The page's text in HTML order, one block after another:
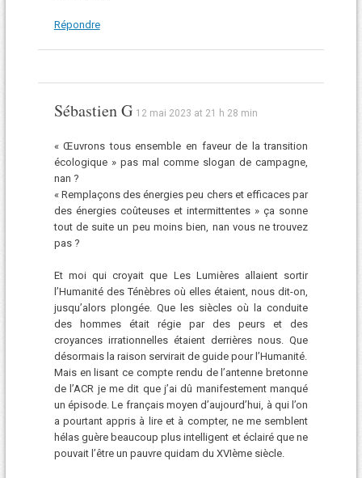
Répondre
Sébastien G 12 mai 2023 at 21 h 28 min
« Œuvrons tous ensemble en faveur de la transition
écologique » pas mal comme slogan de campagne,
nan ?
« Remplaçons des énergies peu chers et efficaces par
des énergies coûteuses et intermittentes » ça sonne
tout de suite un peu moins bien, nan vous ne trouvez
pas ?
Et moi qui croyait que Les Lumières allaient sortir
l’Humanité des Ténèbres où elles étaient, nous dit-on,
jusqu’alors plongée. Que les siècles où la conduite
des hommes était régie par des peurs et des
croyances irrationnelles étaient derrières nous. Que
désormais la raison servirait de guide pour l’Humanité.
Mais en lisant ce compte rendu de l’antenne bretonne
de l’ACR je me dit que j’ai dû manifestement manqué
un épisode. Le français moyen d’aujourd’hui, à qui l’on
a pourtant appris à lire et à compter, ne me semblent
hélas guère beaucoup plus intelligent et éclairé que ne
pouvait l’être un pauvre quidam du XVIème siècle.